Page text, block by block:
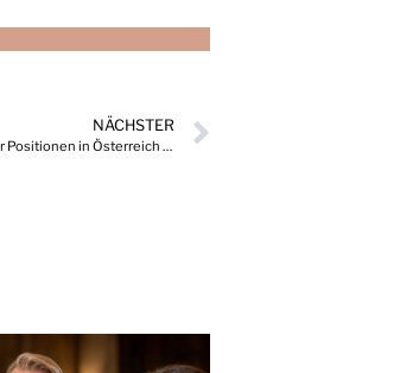
NÄCHSTER
TOP LEADER Karriereentwicklungen, die Drehscheibe wichtiger Positionen in Österreich 09/2024